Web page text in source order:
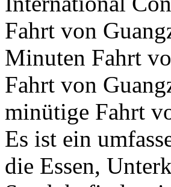
Fahrt von
Minuten Fahrt
Fahrt von
minütige Fahrt
Es ist ein
die Essen,